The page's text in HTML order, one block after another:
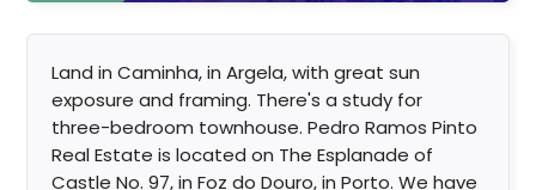
Land in Caminha, in Argela, with great sun
exposure and framing. There's a study for
three-bedroom townhouse. Pedro Ramos Pinto
Real Estate is located on The Esplanade of
Castle No. 97, in Foz do Douro, in Porto. We have